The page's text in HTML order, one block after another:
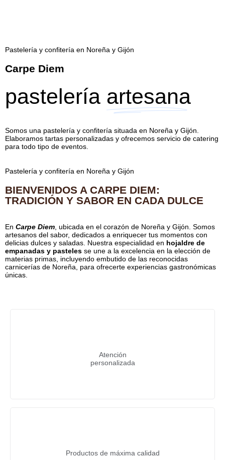
Pastelería y confitería en Noreña y Gijón
Carpe Diem
pastelería artesana
Somos una pastelería y confitería situada en Noreña y Gijón.
Elaboramos tartas personalizadas y ofrecemos servicio de catering
para todo tipo de eventos.
Pastelería y confitería en Noreña y Gijón
BIENVENIDOS A CARPE DIEM:
TRADICIÓN Y SABOR EN CADA DULCE
En Carpe Diem , ubicada en el corazón de Noreña y Gijón. Somos
artesanos del sabor, dedicados a enriquecer tus momentos con
delicias dulces y saladas. Nuestra especialidad en hojaldre de
empanadas y pasteles se une a la excelencia en la elección de
materias primas, incluyendo embutido de las reconocidas
carnicerías de Noreña, para ofrecerte experiencias gastronómicas
únicas.
Atención
personalizada
Productos de máxima calidad